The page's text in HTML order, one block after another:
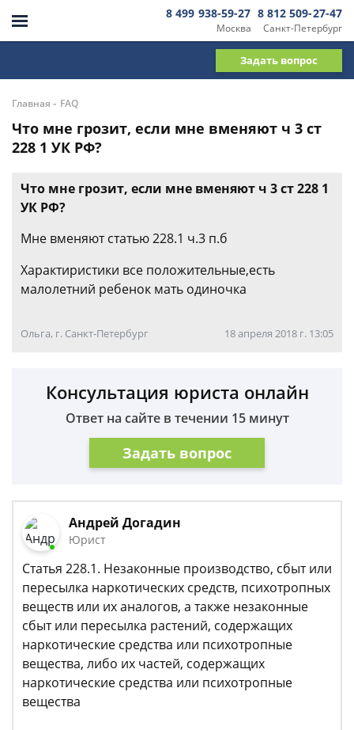
Москва
8 499 938-59-27
Санкт-Петербург
8 812 509-27-47
Задать вопрос
Главная - FAQ
Что мне грозит, если мне вменяют ч 3 ст
228 1 УК РФ?
Что мне грозит, если мне вменяют ч 3 ст 228 1
УК РФ?
Мне вменяют статью 228.1 ч.3 п.б
Характиристики все положительные,есть
малолетний ребенок мать одиночка
Ольга, г. Санкт-Петербург 18 апреля 2018 г. 13:05
Консультация юриста онлайн
Ответ на сайте в течении 15 минут
Задать вопрос
Андрей Догадин
Юрист
Статья 228.1. Незаконные производство, сбыт или
пересылка наркотических средств, психотропных
веществ или их аналогов, а также незаконные
сбыт или пересылка растений, содержащих
наркотические средства или психотропные
вещества, либо их частей, содержащих
наркотические средства или психотропные
вещества